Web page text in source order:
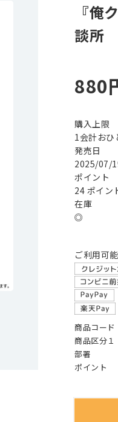
『俺
談所
880
購入上限
1会計おひ
発売日
2025/07/
ポイント
24 ポイン
在庫
◎
ご利用可
商品コード
商品区分１
部署
ポイント